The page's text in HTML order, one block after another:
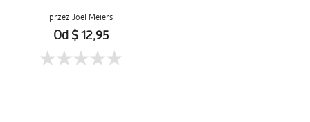
przez Joel Meiers
Od $ 12,95